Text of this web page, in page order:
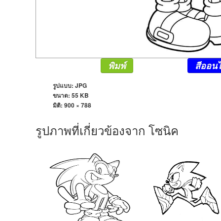
พิมพ์ สีออน
รูปแบบ: JPG
ขนาด: 55 KB
มิติ: 900 × 788
รูปภาพที่เกี่ยวข้องจาก โซนิค